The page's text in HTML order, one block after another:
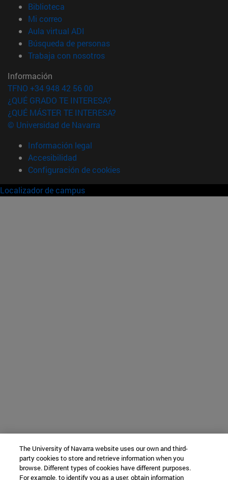
Biblioteca
Mi correo(abre en nueva ventana)
Aula virtual ADI
Búsqueda de personas(abre en nueva ventana)
Trabaja con nosotros(abre en nueva ventana)
Información
TFNO +34 948 42 56 00
¿QUÉ GRADO TE INTERESA?
¿QUÉ MÁSTER TE INTERESA?
© Universidad de Navarra
Información legal
Accesibilidad
Configuración de cookies
Localizador de campus
The University of Navarra website uses our own and third-
party cookies to store and retrieve information when you
browse. Different types of cookies have different purposes.
For example, to identify you as a user, obtain information